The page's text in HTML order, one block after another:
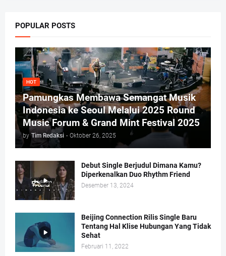
POPULAR POSTS
HOT
Pamungkas Membawa Semangat Musik
Indonesia ke Seoul Melalui 2025 Round
Music Forum & Grand Mint Festival 2025
by Tim Redaksi - Oktober 26, 2025
Debut Single Berjudul Dimana Kamu?
Diperkenalkan Duo Rhythm Friend
Desember 13, 2024
Beijing Connection Rilis Single Baru
Tentang Hal Klise Hubungan Yang Tidak
Sehat
Februari 11, 2022